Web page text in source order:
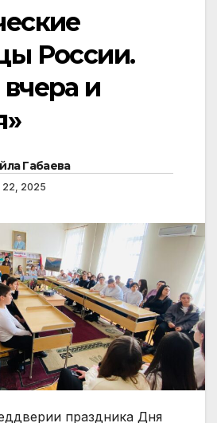
России.
и
Габаева
2025
праздника Дня